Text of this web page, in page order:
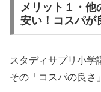
メリット１・他
安い！コスパが
スタディサプリ小学
その「コスパの良さ